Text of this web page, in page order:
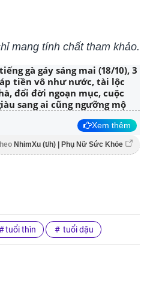
mang tính chất tham khảo.
gà gáy sáng mai (18/10), 3
tiền vô như nước, tài lộc
đổi đời ngoạn mục, cuộc
sang ai cũng ngưỡng mộ
Xem thêm
NhimXu (t/h) | Phụ Nữ Sức Khỏe
tuổi thìn tuổi dậu